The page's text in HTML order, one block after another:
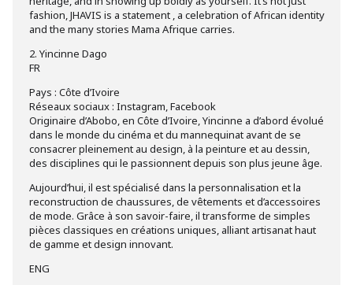
fashion, JHAVIS is a statement , a celebration of African identity
and the many stories Mama Afrique carries.
2. Yincinne Dago
FR
Pays : Côte d’Ivoire
Réseaux sociaux : Instagram, Facebook
Originaire d’Abobo, en Côte d’Ivoire, Yincinne a d’abord évolué
dans le monde du cinéma et du mannequinat avant de se
consacrer pleinement au design, à la peinture et au dessin,
des disciplines qui le passionnent depuis son plus jeune âge.
Aujourd’hui, il est spécialisé dans la personnalisation et la
reconstruction de chaussures, de vêtements et d’accessoires
de mode. Grâce à son savoir-faire, il transforme de simples
pièces classiques en créations uniques, alliant artisanat haut
de gamme et design innovant.
ENG